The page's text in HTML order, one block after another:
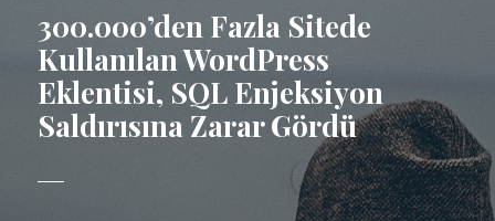
300.000’den Fazla Sitede
Kullanılan WordPress
Eklentisi, SQL Enjeksiyon
Saldırısına Zarar Gördü